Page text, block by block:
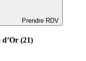
Prendre RDV
(21)